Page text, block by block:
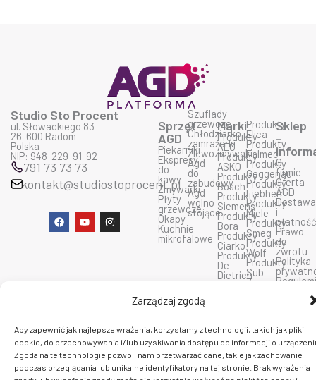
Zarządzaj zgodą
Aby zapewnić jak najlepsze wrażenia, korzystamy z technologii, takich jak pliki
cookie, do przechowywania i/lub uzyskiwania dostępu do informacji o
Zgoda na te technologie pozwoli nam przetwarzać dane, takie jak zachowanie
podczas przeglądania lub unikalne identyfikatory na tej stronie. Brak wyrażenia
Studio Sto Procent
ul. Słowackiego 83
26-600 Radom
Polska
NIP: 948-229-91-92
791 73 73 73
kontakt@studiostoprocent.pl
F
a
c
Y
o
u
I
n
s
Sprzęt
AGD
Piekarniki
Ekspresy
do
kawy
Zmywarki
Płyty
grzewcze
Okapy
Kuchnie
mikrofalowe
Szuflady
grzewcze
Chłodziarko
zamrażarki
Zlewozmywaki
Agd
do
zabudowy
Agd
wolno
stojące
Marki
Produkty
AEG
Produkty
ASKO
Produkty
Bosch
Produkty
Siemens
Produkty
Bora
Produkty
Ciarko
Produkty
De
Dietrich
Produkty
Produkty
Elica
Produkty
Falmec
Produkty
Geggenau
Produkty
Liebherr
Produkty
Miele
Produkty
Smeg
Produkty
Wolf
Produkty
Sub
Zero
Sklep
-
O
firmie
Oferta
AGD
Dostawa
i
Prawo
do
zwrotu
Polityka
Kontakt
C 2026 PlatformaAGD. Wszelkie prawa zastrzeżone.